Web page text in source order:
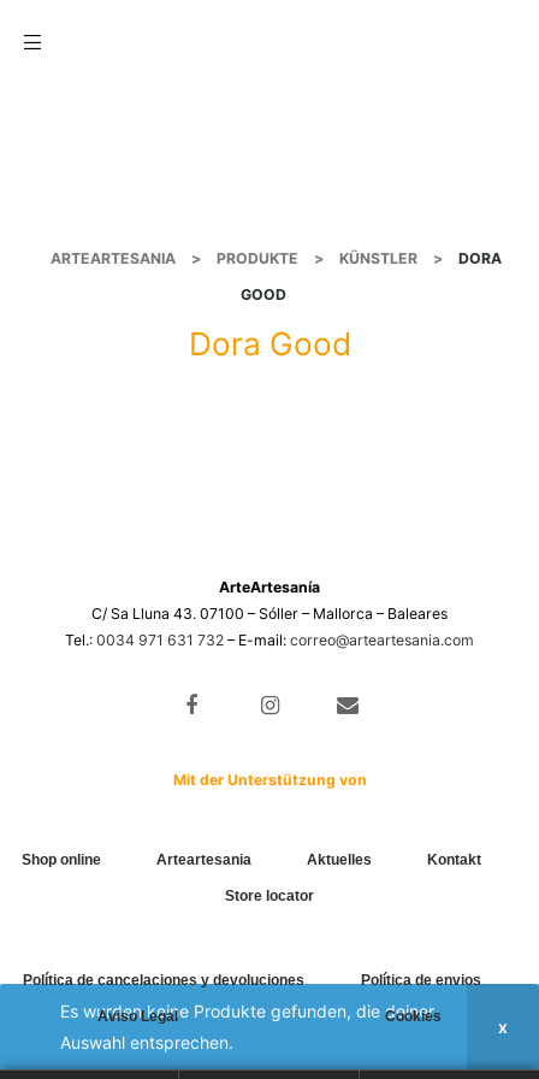
ARTEARTESANIA > PRODUKTE > KÜNSTLER >
DORA
GOOD
Dora Good
Es wurden keine Produkte gefunden, die deiner
Auswahl entsprechen.
ArteArtesanía
C/ Sa Lluna 43. 07100 – Sóller – Mallorca – Baleares
Tel.: 0034 971 631 732 – E-mail: correo@arteartesania.com
Mit der Unterstützung von
Shop online Arteartesania Aktuelles Kontakt
Store locator
Política de cancelaciones y devoluciones Política de envios
Aviso Legal Cookies